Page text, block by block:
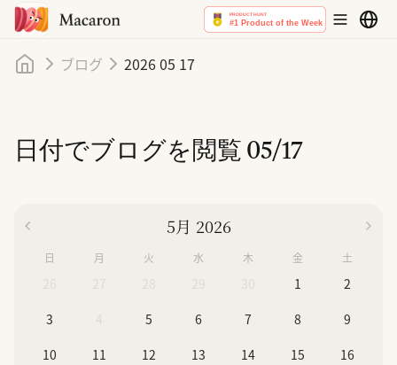
ホームブログ 2026 05 17
日付でブログを閲覧05/17
5月 2026
日 月 火 水 木 金 土
1
2
3
5 6 7 8
9
10
11 12 13 14 15
16